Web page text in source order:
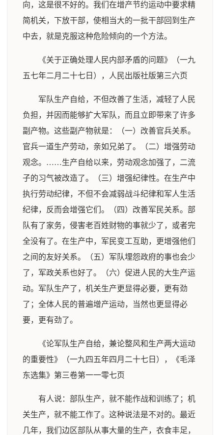
向，这是很不好的。我们在增产节约运动中要求精
简机关，下放干部，使相当大的一批干部回到生产
中去，就是克服这种危险倾向的一个方法。
《关于正确处理人民内部矛盾的问题》（一九
五七年二月二十七日），人民出版社版第三六页
军队生产自给，不但改善了生活，减轻了人民
负担，并因而能够扩大军队，而且立即带来了许多
副产物。这些副产物就是：（一）改善官兵关系。
官兵一道生产劳动，亲如兄弟了。（二）增强劳动
观念。……生产自给以来，劳动观念加强了，二流
子的习气被改造了。（三）增强纪律性。在生产中
执行劳动纪律，不但不会减弱战斗纪律和军人生活
纪律，反而会增强它们。（四）改善军民关系。部
队有了家务，侵害老百姓财物的事就少了，或者完
全没有了。在生产中，军民变工互助，更增强他们
之间的友好关系。（五）军队埋怨政府的事也会少
了，军政关系也好了。（六）促进人民的大生产运
动。军队生产了，机关生产更显得必要，更有劲
了；全体人民的普遍增产运动，当然也更显得必
要，更有劲了。
《论军队生产自给，兼论整风和生产两大运动
的重要性》（一九四五年四月二十七日），《毛泽
东选集》第三卷第一一零七页
有人说：部队生产，就不能作战和训练了；机
关生产，就不能工作了。这种说法是不对的。最近
几年，我们边区部队从事大量的生产，衣食丰足，